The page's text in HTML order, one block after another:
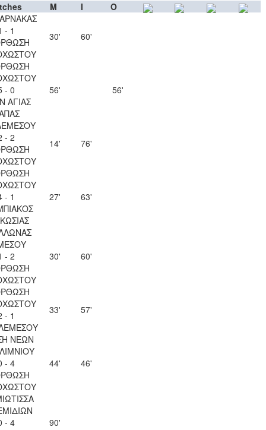
M I
O
- 1
30' 60'
- 0
ΑΓΙΑΣ
56' 56'
- 2
14' 76'
- 1
27' 63'
- 2
30' 60'
- 1
33' 57'
ΝΕΩΝ
- 4
44' 46'
- 4
90'